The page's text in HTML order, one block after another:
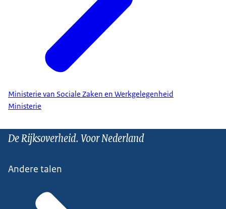
Ministerie van Sociale Zaken en Werkgelegenheid
Ministerie
De Rijksoverheid. Voor Nederland
Andere talen